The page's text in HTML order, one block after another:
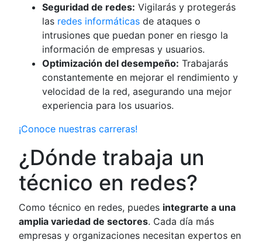
Seguridad de redes: Vigilarás y protegerás
las redes informáticas de ataques o
intrusiones que puedan poner en riesgo la
información de empresas y usuarios.
Optimización del desempeño: Trabajarás
constantemente en mejorar el rendimiento y
velocidad de la red, asegurando una mejor
experiencia para los usuarios.
¡Conoce nuestras carreras!
¿Dónde trabaja un
técnico en redes?
Como técnico en redes, puedes integrarte a una
amplia variedad de sectores. Cada día más
empresas y organizaciones necesitan expertos en